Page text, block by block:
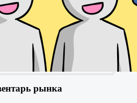
рынка